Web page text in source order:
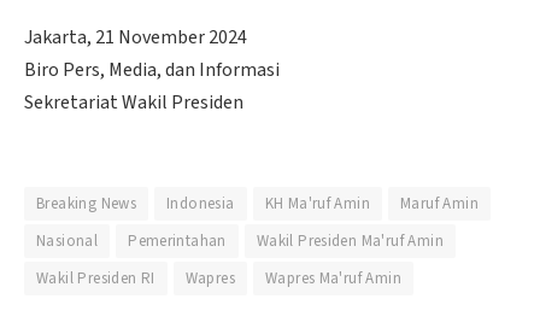
Jakarta, 21 November 2024
Biro Pers, Media, dan Informasi
Sekretariat Wakil Presiden
Breaking News Indonesia KH Ma'ruf Amin
Maruf Amin
Nasional
Pemerintahan
Wakil Presiden Ma'ruf Amin
Wakil Presiden RI
Wapres Wapres Ma'ruf Amin